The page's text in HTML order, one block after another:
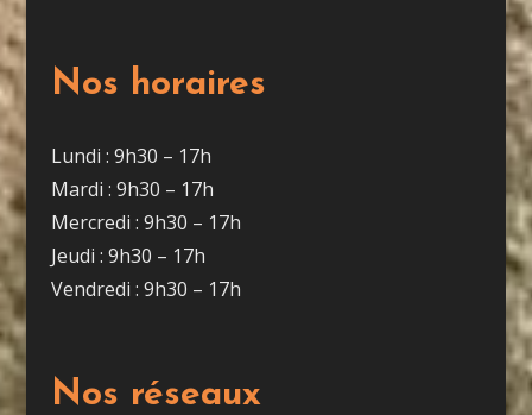
Nos horaires
Lundi : 9h30 – 17h
Mardi : 9h30 – 17h
Mercredi : 9h30 – 17h
Jeudi : 9h30 – 17h
Vendredi : 9h30 – 17h
Nos réseaux